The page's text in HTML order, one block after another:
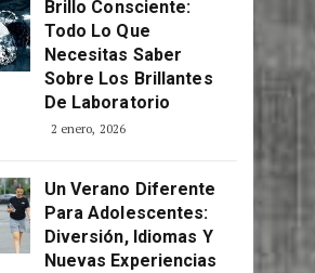
Brillo Consciente:
Todo Lo Que
Necesitas Saber
Sobre Los Brillantes
De Laboratorio
2 enero, 2026
Un Verano Diferente
Para Adolescentes:
Diversión, Idiomas Y
Nuevas Experiencias